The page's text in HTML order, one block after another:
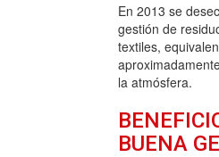
En 2013 se
gestión de
textiles,
la atmósfera.
BUENA